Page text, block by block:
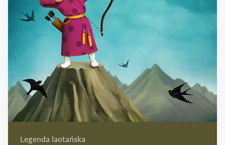
Legenda laotańska